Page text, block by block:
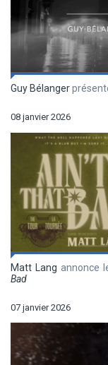
Guy Bélanger
08 janvier 2026
Matt Lang annonce
Bad
07 janvier 2026